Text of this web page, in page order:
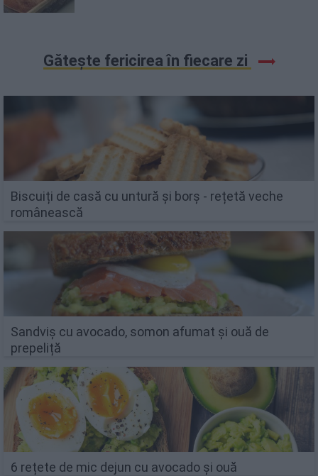
Gătește fericirea în fiecare zi
Biscuiți de casă cu untură și borș - rețetă veche
românească
Sandviș cu avocado, somon afumat și ouă de
prepeliță
6 rețete de mic dejun cu avocado și ouă